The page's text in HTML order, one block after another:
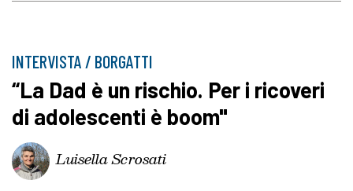
INTERVISTA / BORGATTI
“La Dad è un rischio. Per i ricoveri
di adolescenti è boom"
Luisella Scrosati